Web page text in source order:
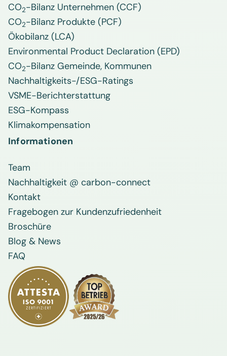
CO2-Bilanz Unternehmen (CCF)
CO2-Bilanz Produkte (PCF)
Ökobilanz (LCA)
Environmental Product Declaration (EPD)
CO2-Bilanz Gemeinde, Kommunen
Nachhaltigkeits-/ESG-Ratings
VSME-Berichterstattung
ESG-Kompass
Klimakompensation
Informationen
Team
Nachhaltigkeit @ carbon-connect
Kontakt
Fragebogen zur Kundenzufriedenheit
Broschüre
Blog & News
FAQ